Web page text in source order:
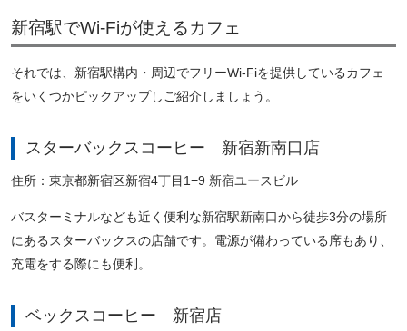
新宿駅でWi-Fiが使えるカフェ
それでは、新宿駅構内・周辺でフリーWi-Fiを提供しているカフェ
をいくつかピックアップしご紹介しましょう。
スターバックスコーヒー 新宿新南口店
住所：東京都新宿区新宿4丁目1−9 新宿ユースビル
バスターミナルなども近く便利な新宿駅新南口から徒歩3分の場所
にあるスターバックスの店舗です。電源が備わっている席もあり、
充電をする際にも便利。
ベックスコーヒー 新宿店